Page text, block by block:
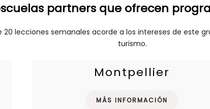
partners que ofrecen
lecciones semanales acorde a los intereses de este
turismo.
Montpellier
MÁS INFORMACIÓN